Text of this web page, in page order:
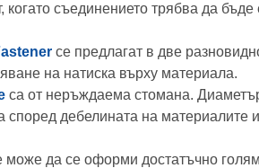
когато съединението трябва да
се предлагат в две
на натиска върху материала.
са от неръждаема стомана.
дебелината на материалите
може да се оформи достатъчно